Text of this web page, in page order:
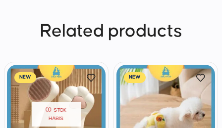
Related products
NEW
STOK
HABIS
NEW